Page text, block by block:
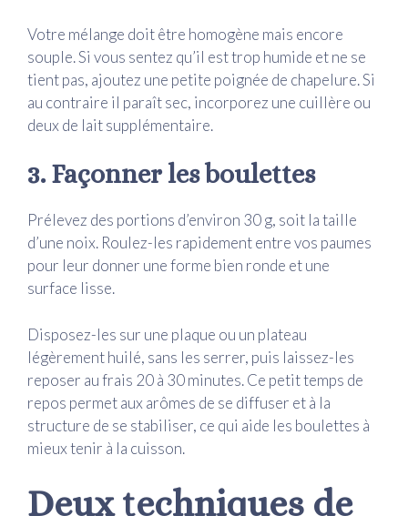
Votre mélange doit être homogène mais encore
souple. Si vous sentez qu’il est trop humide et ne se
tient pas, ajoutez une petite poignée de chapelure. Si
au contraire il paraît sec, incorporez une cuillère ou
deux de lait supplémentaire.
3. Façonner les boulettes
Prélevez des portions d’environ 30 g, soit la taille
d’une noix. Roulez-les rapidement entre vos paumes
pour leur donner une forme bien ronde et une
surface lisse.
Disposez-les sur une plaque ou un plateau
légèrement huilé, sans les serrer, puis laissez-les
reposer au frais 20 à 30 minutes. Ce petit temps de
repos permet aux arômes de se diffuser et à la
structure de se stabiliser, ce qui aide les boulettes à
mieux tenir à la cuisson.
Deux techniques de